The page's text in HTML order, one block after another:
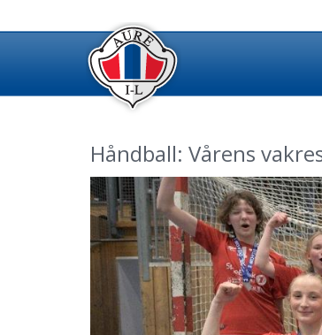
Håndball: Vårens